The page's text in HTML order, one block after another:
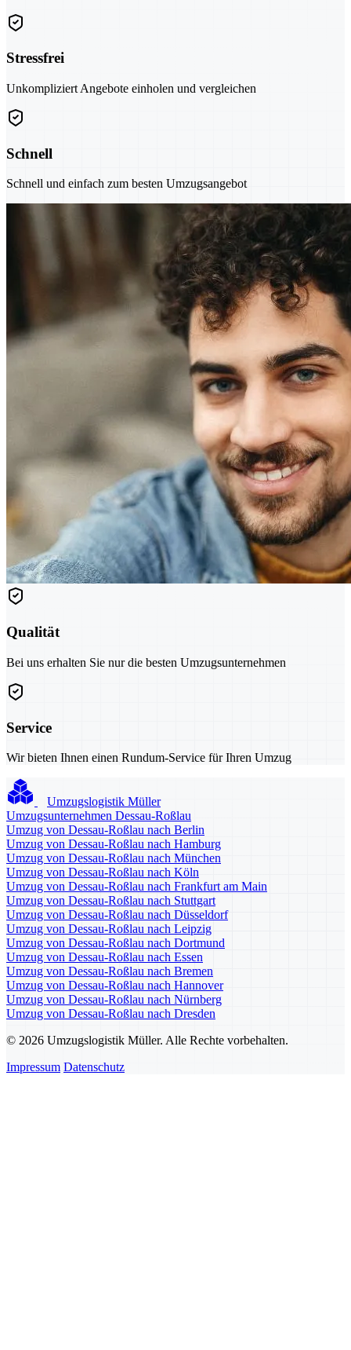
Stressfrei
Unkompliziert Angebote einholen und vergleichen
Schnell
Schnell und einfach zum besten Umzugsangebot
Qualität
Bei uns erhalten Sie nur die besten Umzugsunternehmen
Service
Wir bieten Ihnen einen Rundum-Service für Ihren Umzug
Umzugslogistik Müller
Umzugsunternehmen Dessau-Roßlau
Umzug von Dessau-Roßlau nach Berlin
Umzug von Dessau-Roßlau nach Hamburg
Umzug von Dessau-Roßlau nach München
Umzug von Dessau-Roßlau nach Köln
Umzug von Dessau-Roßlau nach Frankfurt am Main
Umzug von Dessau-Roßlau nach Stuttgart
Umzug von Dessau-Roßlau nach Düsseldorf
Umzug von Dessau-Roßlau nach Leipzig
Umzug von Dessau-Roßlau nach Dortmund
Umzug von Dessau-Roßlau nach Essen
Umzug von Dessau-Roßlau nach Bremen
Umzug von Dessau-Roßlau nach Hannover
Umzug von Dessau-Roßlau nach Nürnberg
Umzug von Dessau-Roßlau nach Dresden
© 2026 Umzugslogistik Müller. Alle Rechte vorbehalten.
Impressum Datenschutz